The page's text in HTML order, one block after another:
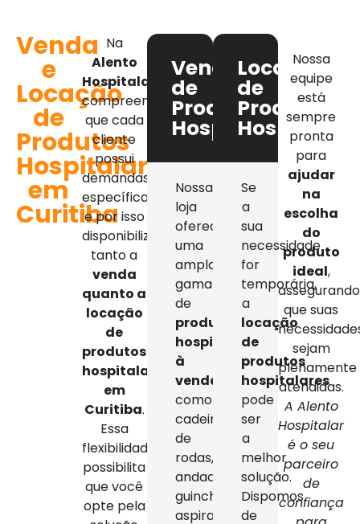
Venda
e
Locação
de
Produtos
Hospitalares
em
Curitiba
Na
Alento
Hospitalar
compreendemos
que cada
cliente
possui
demandas
específicas,
e por isso
disponibilizamos
tanto a
venda
quanto a
locação
de
produtos
hospitalares
em
Curitiba.
Essa
flexibilidade
possibilita
que você
opte pela
Venda
de
Produtos
Hospitalares
Nossa
loja
oferece
uma
ampla
gama
de
produtos
hospitalares
à
venda
como
cadeiras
de
rodas,
andadores,
guinchos,
aspiradores
Locação
de
Produtos
Se
a
sua
necessidade
for
temporária,
a
locação
de
produtos
hospitalares
pode
ser
a
melhor
solução.
Dispomos
de
Nossa
equipe
está
sempre
pronta
para
ajudar
na
escolha
do
produto
ideal,
assegurando
que suas
sejam
plenamente
atendidas.
A Alento
Hospitalar
é o seu
parceiro
de
confiança